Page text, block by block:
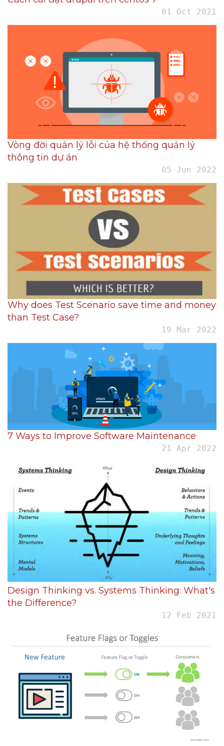
01 Oct 2021
Vòng đời quản lý lỗi của hệ thống quản lý
thông tin dự án
05 Jun 2022
Why does Test Scenario save time and money
than Test Case?
19 Mar 2022
7 Ways to Improve Software Maintenance
21 Apr 2022
Design Thinking vs. Systems Thinking: What's
the Difference?
12 Feb 2021